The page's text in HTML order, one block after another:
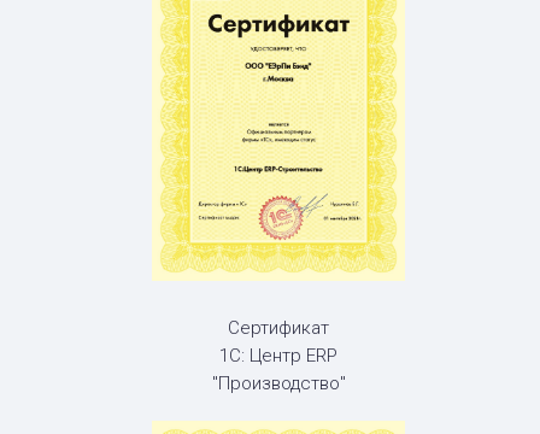
Сертификат
1С: Центр ERP
"Производство"